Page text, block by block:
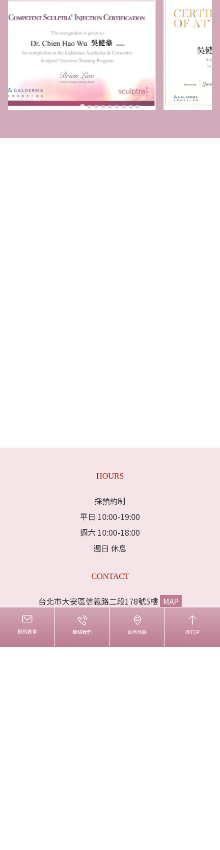
HOURS
採預約制
平日 10:00-19:00
週六 10:00-18:00
週日 休息
CONTACT
台北市大安區信義路二段178號5樓 MAP
電話:02-33933383
傳真:02-33223536
liproclinic@gmail.com